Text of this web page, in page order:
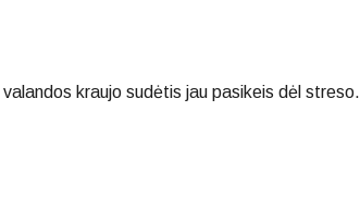
kraujo sudėtis jau pasikeis dėl streso.